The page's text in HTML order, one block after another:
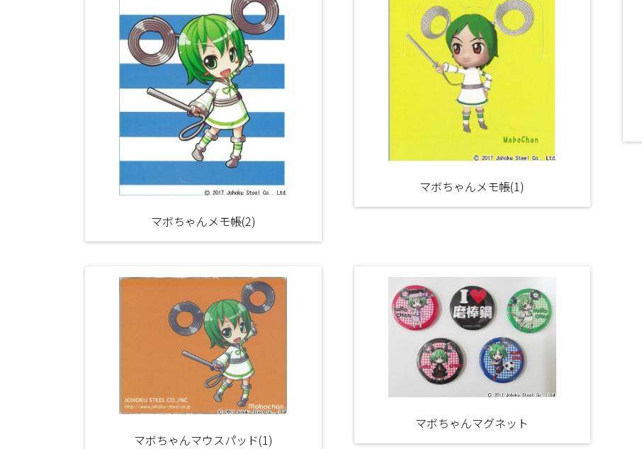
マボちゃんメモ帳(2)
マボちゃんメモ帳(1)
マボちゃんマウスパッド(1)
マボちゃんマグネット